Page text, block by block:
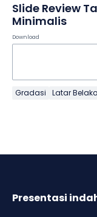
Slide Review
Minimalis
Download
Gradasi Latar
Presentasi